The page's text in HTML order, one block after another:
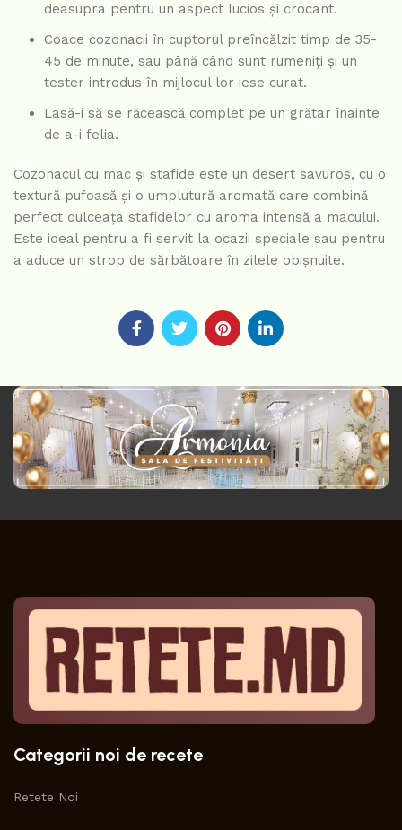
deasupra pentru un aspect lucios și crocant.
Coace cozonacii în cuptorul preîncălzit timp de 35-
45 de minute, sau până când sunt rumeniți și un
tester introdus în mijlocul lor iese curat.
Lasă-i să se răcească complet pe un grătar înainte
de a-i felia.
Cozonacul cu mac și stafide este un desert savuros, cu o
textură pufoasă și o umplutură aromată care combină
perfect dulceața stafidelor cu aroma intensă a macului.
Este ideal pentru a fi servit la ocazii speciale sau pentru
a aduce un strop de sărbătoare în zilele obișnuite.
Categorii noi de recete
Retete Noi